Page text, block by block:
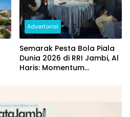
Advertorial
Semarak Pesta Bola Piala
Dunia 2026 di RRI Jambi, Al
Haris: Momentum